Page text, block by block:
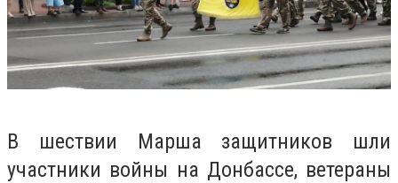
В шествии Марша защитников шли
участники войны на Донбассе, ветераны